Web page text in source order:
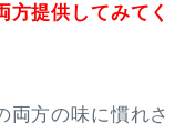
方提供してみてく
両方の味に慣れさ